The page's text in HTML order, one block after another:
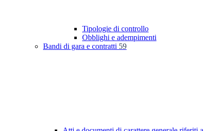
Tipologie di controllo
Obblighi e adempimenti
Bandi di gara e contratti 59